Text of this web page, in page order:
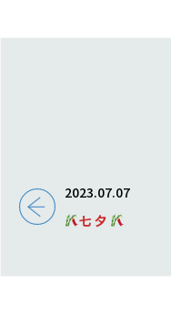
2023.07.07
七夕